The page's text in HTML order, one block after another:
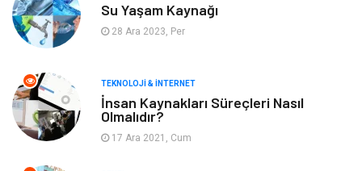
Keyif & Hobi Organizasyon
Gayrimenkul Spor
Finans& Ekonomi Anne & Çocuk
Su Yaşam Kaynağı
28 Ara 2023, Per
TEKNOLOJI & İNTERNET
İnsan Kaynakları Süreçleri Nasıl
Olmalıdır?
17 Ara 2021, Cum